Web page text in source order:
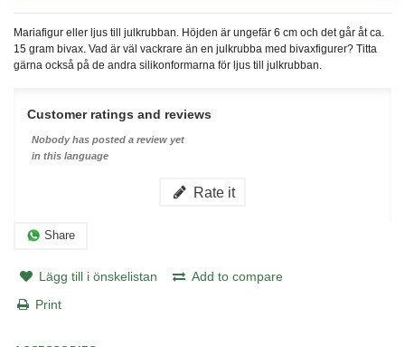
Mariafigur eller ljus till julkrubban. Höjden är ungefär 6 cm och det går åt ca.
15 gram bivax. Vad är väl vackrare än en julkrubba med bivaxfigurer? Titta
gärna också på de andra silikonformarna för ljus till julkrubban.
Customer ratings and reviews
Nobody has posted a review yet
in this language
Rate it
Share
Lägg till i önskelistan
Add to compare
Print